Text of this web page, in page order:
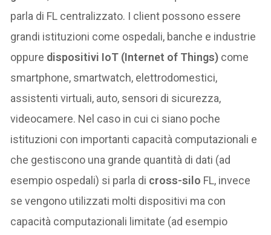
parla di FL centralizzato. I client possono essere
grandi istituzioni come ospedali, banche e industrie
oppure dispositivi IoT (Internet of Things) come
smartphone, smartwatch, elettrodomestici,
assistenti virtuali, auto, sensori di sicurezza,
videocamere. Nel caso in cui ci siano poche
istituzioni con importanti capacità computazionali e
che gestiscono una grande quantità di dati (ad
esempio ospedali) si parla di cross-silo FL, invece
se vengono utilizzati molti dispositivi ma con
capacità computazionali limitate (ad esempio